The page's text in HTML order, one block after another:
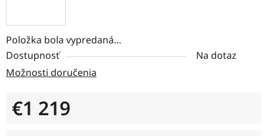
Položka bola vypredaná…
Dostupnosť
Na dotaz
Možnosti doručenia
€1 219